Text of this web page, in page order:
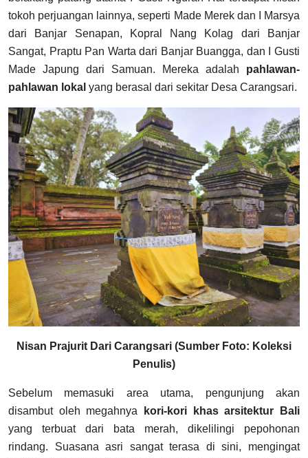
tokoh perjuangan lainnya, seperti Made Merek dan I Marsya
dari Banjar Senapan, Kopral Nang Kolag dari Banjar
Sangat, Praptu Pan Warta dari Banjar Buangga, dan I Gusti
Made Japung dari Samuan. Mereka adalah pahlawan-
pahlawan lokal yang berasal dari sekitar Desa Carangsari.
Nisan Prajurit Dari Carangsari (Sumber Foto: Koleksi
Penulis)
Sebelum memasuki area utama, pengunjung akan
disambut oleh megahnya
kori-kori khas arsitektur Bali
yang terbuat dari bata merah, dikelilingi pepohonan
rindang. Suasana asri sangat terasa di sini, mengingat